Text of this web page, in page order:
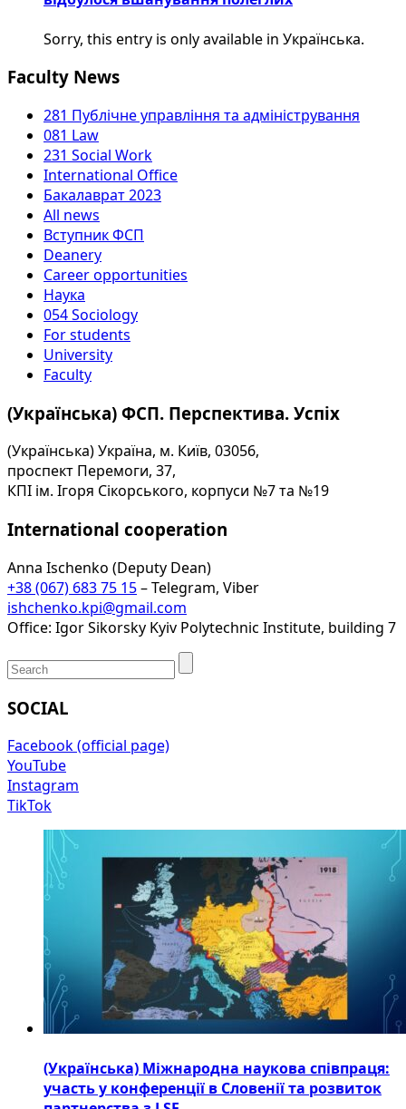
Sorry, this entry is only available in Українська.
Faculty News
281 Публічне управління та адміністрування
081 Law
231 Social Work
International Office
Бакалаврат 2023
All news
Вступник ФСП
Deanery
Career opportunities
Наука
054 Sociology
For students
University
Faculty
(Українська) ФСП. Перспектива. Успіх
(Українська) Україна, м. Київ, 03056,
проспект Перемоги, 37,
КПІ ім. Ігоря Сікорського, корпуси №7 та №19
International cooperation
Anna Ischenko (Deputy Dean)
+38 (067) 683 75 15– Telegram, Viber
ishchenko.kpi@gmail.com
Office: Igor Sikorsky Kyiv Polytechnic Institute, building 7
SOCIAL
Facebook (official page)
YouTube
Instagram
TikTok
(Українська) Міжнародна наукова співпраця:
участь у конференції в Словенії та розвиток